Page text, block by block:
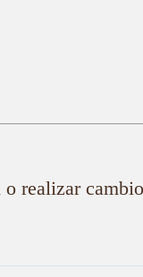
realizar